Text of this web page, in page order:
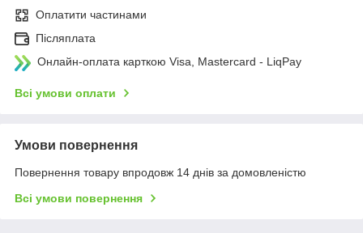
Оплатити частинами
Післяплата
Онлайн-оплата карткою Visa, Mastercard - LiqPay
Всі умови оплати
Умови повернення
Повернення товару впродовж 14 днів за домовленістю
Всі умови повернення